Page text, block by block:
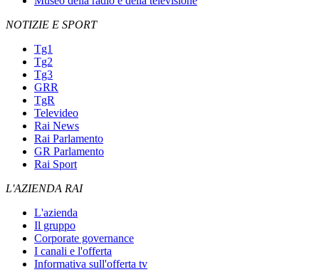
NOTIZIE E SPORT
Tg1
Tg2
Tg3
GRR
TgR
Televideo
Rai News
Rai Parlamento
GR Parlamento
Rai Sport
L'AZIENDA RAI
L'azienda
Il gruppo
Corporate governance
I canali e l'offerta
Informativa sull'offerta tv